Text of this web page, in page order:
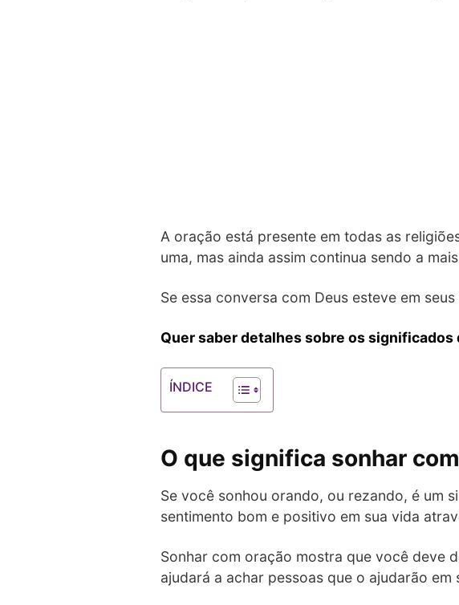
A oração está presente em todas as
uma, mas ainda assim continua sendo a
Se essa conversa com Deus esteve em
Quer saber detalhes sobre os significados
ÍNDICE
O que significa sonhar
Se você sonhou orando, ou rezando, é um
sentimento bom e positivo em sua vida
Sonhar com oração mostra que você deve
ajudará a achar pessoas que o ajudarão em